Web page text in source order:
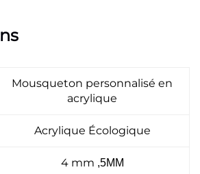
Mousqueton personnalisé en
acrylique
Acrylique Écologique
4 mm ,5MM